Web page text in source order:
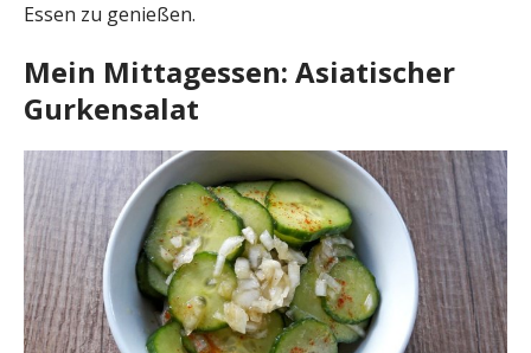
Essen zu genießen.
Mein Mittagessen: Asiatischer
Gurkensalat